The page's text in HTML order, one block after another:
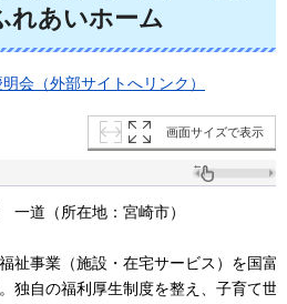
れあいホーム
会（外部サイトへリンク）
画面サイズで表示
一道 （所在地：宮崎市）
祉事業（施設・在宅サービス）を国富
独自の福利厚生制度を整え、子育て世